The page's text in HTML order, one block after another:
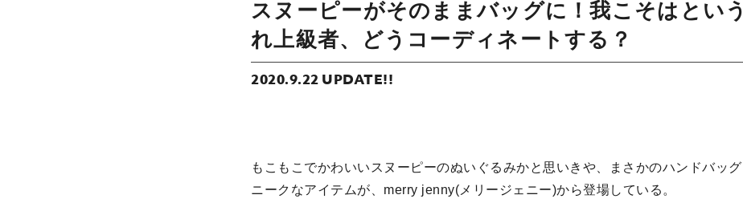
スヌーピーがそのままバッグに！我こそはとい
れ上級者、どうコーディネートする？
2020.9.22 UPDATE!!
もこもこでかわいいスヌーピーのぬいぐるみかと思いきや、まさかのハンドバッ
ニークなアイテムが、merry jenny(メリージェニー)から登場している。